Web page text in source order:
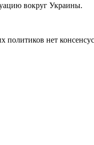
вокруг Украины.
политиков нет